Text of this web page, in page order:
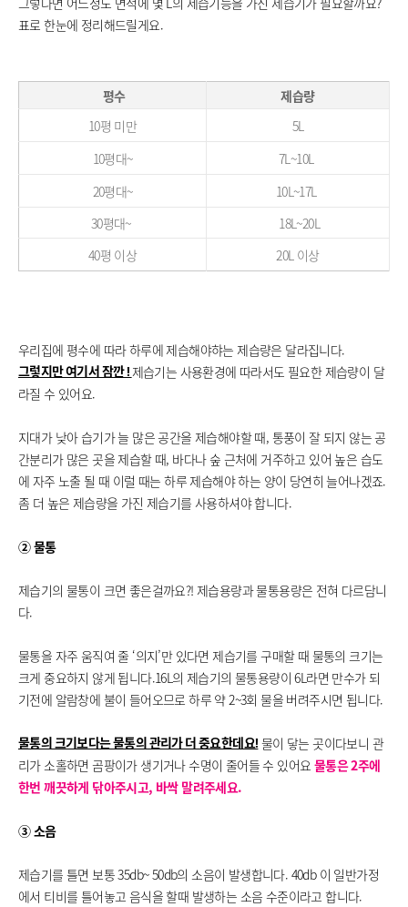
표로 한눈에 정리해드릴게요.
평수
제습량
10평 미만
5L
10평대~
7L~10L
20평대~
10L~17L
30평대~
18L~20L
40평 이상
20L 이상
우리집에 평수에 따라 하루에 제습해야햐는 제습량은 달라집니다.
그렇지만 여기서 잠깐 !제습기는 사용환경에 따라서도 필요한 제습량이 달
라질 수 있어요.
지대가 낮아 습기가 늘 많은 공간을 제습해야할 때, 통풍이 잘 되지 않는 공
간분리가 많은 곳을 제습할 때, 바다나 숲 근처에 거주하고 있어 높은 습도
에 자주 노출 될 때 이럴 때는 하루 제습해야 하는 양이 당연히 늘어나겠죠.
좀 더 높은 제습량을 가진 제습기를 사용하셔야 합니다.
② 물통
제습기의 물통이 크면 좋은걸까요?! 제습용량과 물통용량은 전혀 다르담니
다.
물통을 자주 움직여 줄 ‘의지’만 있다면 제습기를 구매할 때 물통의 크기는
크게 중요하지 않게 됩니다.16L의 제습기의 물통용량이 6L라면 만수가 되
기전에 알람창에 불이 들어오므로 하루 약 2~3회 물을 버려주시면 됩니다.
물통의 크기보다는 물통의 관리가 더 중요한데요! 물이 닿는 곳이다보니 관
리가 소홀하면 곰팡이가 생기거나 수명이 줄어들 수 있어요 물통은 2주에
한번 깨끗하게 닦아주시고, 바싹 말려주세요.
③ 소음
제습기를 틀면 보통 35db~ 50db의 소음이 발생합니다. 40db 이 일반가정
에서 티비를 틀어놓고 음식을 할때 발생하는 소음 수준이라고 합니다.